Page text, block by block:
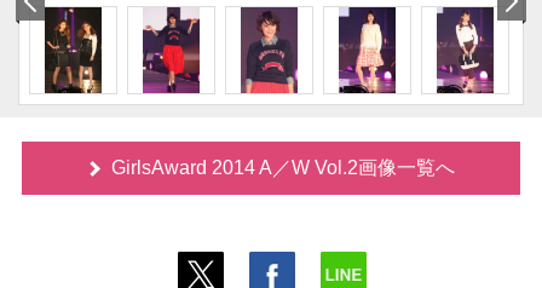
GirlsAward 2014 A／W Vol.2画像一覧へ